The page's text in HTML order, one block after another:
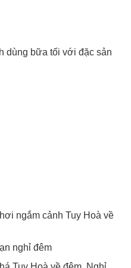
dùng bữa tối với đặc sản
ngắm cảnh Tuy Hoà về
nghỉ đêm